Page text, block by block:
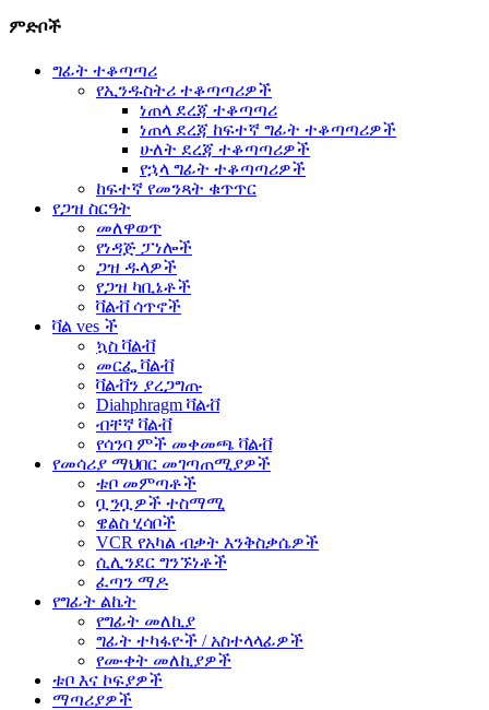
ምድቦች
ግፊት ተቆጣጣሪ
የኢንዱስትሪ ተቆጣጣሪዎች
ነጠላ ደረጃ ተቆጣጣሪ
ነጠላ ደረጃ ከፍተኛ ግፊት ተቆጣጣሪዎች
ሁለት ደረጃ ተቆጣጣሪዎች
የኋላ ግፊት ተቆጣጣሪዎች
ከፍተኛ የመንጻት ቁጥጥር
የጋዝ ስርዓት
መለዋወጥ
የነዳጅ ፓነሎች
ጋዝ ዱላዎች
የጋዝ ካቢኔቶች
ቫልቭ ሳጥኖች
ቫል ves ች
ኳስ ቫልቭ
መርፌ ቫልቭ
ቫልቭን ያረጋግጡ
Diahphragm ቫልቭ
ብቸኛ ቫልቭ
የሳንባ ምች መቀመጫ ቫልቭ
የመሳሪያ ማህበር መገጣጠሚያዎች
ቱቦ መምጣቶች
ቧንቧዎች ተስማሚ
ዌልስ ሂሳቦች
VCR የአካል ብቃት እንቅስቃሴዎች
ሲሊንደር ግንኙነቶች
ፈጣን ማዶ
የግፊት ልኬት
የግፊት መለኪያ
ግፊት ተካፋዮች / አስተላላፊዎች
የሙቀት መለኪያዎች
ቱቦ እና ኮፍያዎች
ማጣሪያዎች